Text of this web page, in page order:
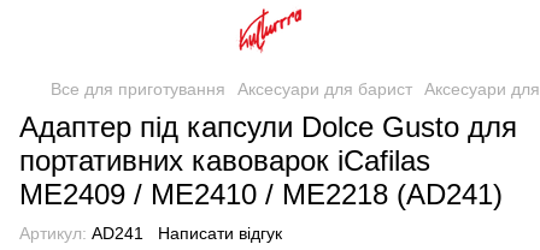
Все для приготування Аксесуари для барист Аксесуари
Адаптер під капсули Dolce Gusto для
портативних кавоварок iCafilas
ME2409 / ME2410 / ME2218 (AD241)
Артикул: AD241 Написати відгук